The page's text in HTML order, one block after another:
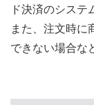
ド決済のシステ
また、注文時に
できない場合な